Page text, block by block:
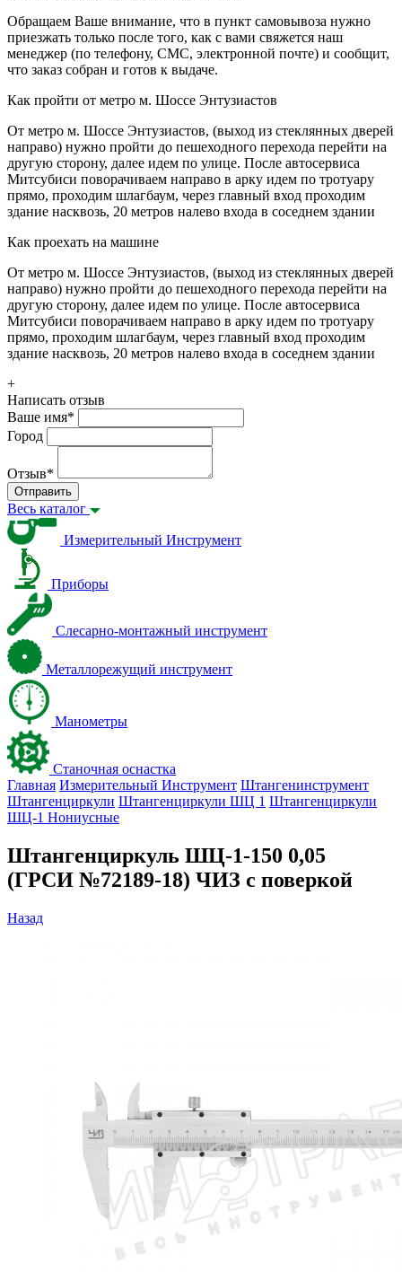
Обращаем Ваше внимание, что в пункт самовывоза нужно
приезжать только после того, как с вами свяжется наш
менеджер (по телефону, СМС, электронной почте) и сообщит,
что заказ собран и готов к выдаче.
Как пройти от метро м. Шоссе Энтузиастов
От метро м. Шоссе Энтузиастов, (выход из стеклянных дверей
направо) нужно пройти до пешеходного перехода перейти на
другую сторону, далее идем по улице. После автосервиса
Митсубиси поворачиваем направо в арку идем по тротуару
прямо, проходим шлагбаум, через главный вход проходим
здание насквозь, 20 метров налево входа в соседнем здании
Как проехать на машине
От метро м. Шоссе Энтузиастов, (выход из стеклянных дверей
направо) нужно пройти до пешеходного перехода перейти на
другую сторону, далее идем по улице. После автосервиса
Митсубиси поворачиваем направо в арку идем по тротуару
прямо, проходим шлагбаум, через главный вход проходим
здание насквозь, 20 метров налево входа в соседнем здании
+
Написать отзыв
Ваше имя*
Город
Отзыв*
Отправить
Весь каталог
Измерительный Инструмент
Приборы
Слесарно-монтажный инструмент
Металлорежущий инструмент
Манометры
Станочная оснастка
Главная Измерительный Инструмент Штангенинструмент
Штангенциркули Штангенциркули ШЦ 1 Штангенциркули
ШЦ-1 Нониусные
Штангенциркуль ШЦ-1-150 0,05
(ГРСИ №72189-18) ЧИЗ с поверкой
Назад